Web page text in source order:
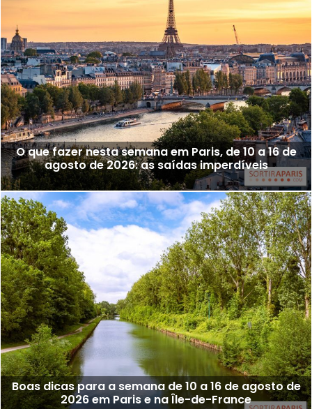
O que fazer nesta semana em Paris, de 10 a 16 de
agosto de 2026: as saídas imperdíveis
Boas dicas para a semana de 10 a 16 de agosto de
2026 em Paris e na Île-de-France